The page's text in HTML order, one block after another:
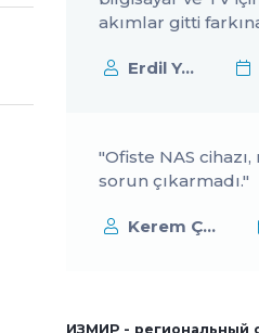
akımlar gitti
Erdil Y...
"Ofiste NAS
sorun çıkarmadı."
Kerem Ç...